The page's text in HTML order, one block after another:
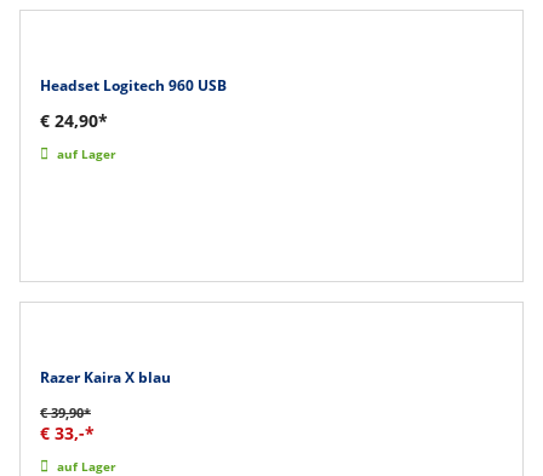
Headset Logitech 960 USB
€ 24,90*
auf Lager
Razer Kaira X blau
€ 39,90*
€ 33,-*
auf Lager